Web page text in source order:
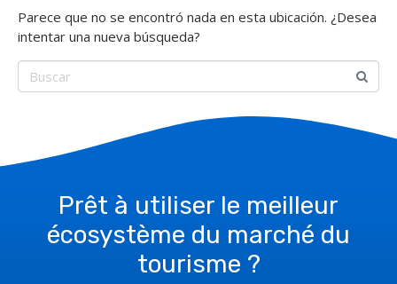
Parece que no se encontró nada en esta ubicación. ¿Desea
intentar una nueva búsqueda?
Prêt à utiliser le meilleur
écosystème du marché du
tourisme ?